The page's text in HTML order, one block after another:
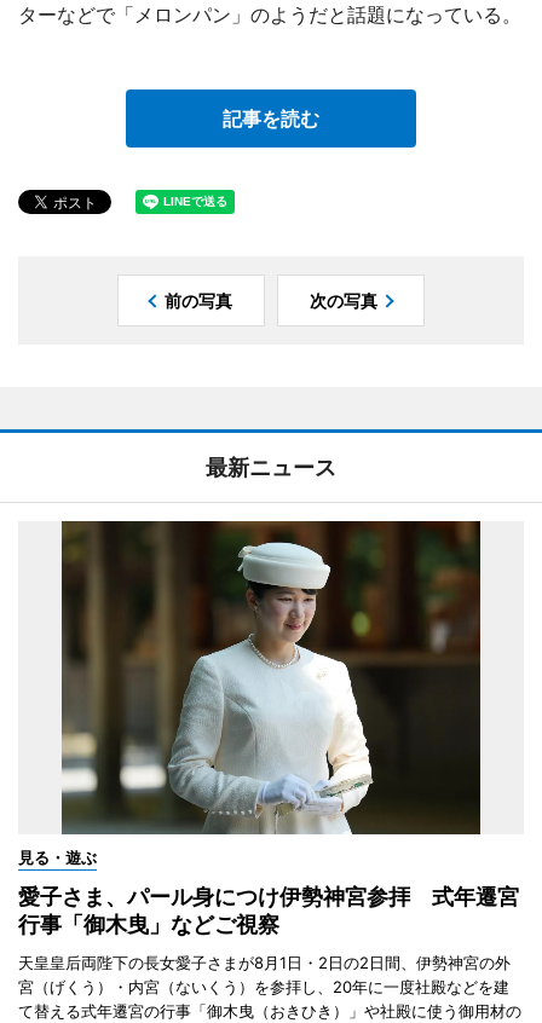
ターなどで「メロンパン」のようだと話題になっている。
記事を読む
前の写真 次の写真
最新ニュース
見る・遊ぶ
愛子さま、パール身につけ伊勢神宮参拝 式年遷宮
行事「御木曳」などご視察
天皇皇后両陛下の長女愛子さまが8月1日・2日の2日間、伊勢神宮の外
宮（げくう）・内宮（ないくう）を参拝し、20年に一度社殿などを建
て替える式年遷宮の行事「御木曳（おきひき）」や社殿に使う御用材の